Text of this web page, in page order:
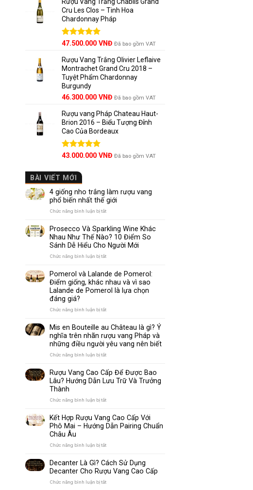
Cru Les Clos – Tinh Hoa
Chardonnay Pháp
Được xếp
5 sao
47.500.000 VNĐ Đã bao gồm VAT
Rượu Vang Trắng Olivier Leflaive
Montrachet Grand Cru 2018 –
Tuyệt Phẩm Chardonnay
Burgundy
46.300.000 VNĐ Đã bao gồm VAT
Rượu vang Pháp Chateau Haut-
Brion 2016 – Biểu Tượng Đỉnh
Cao Của Bordeaux
Được xếp
5 sao
43.000.000 VNĐ Đã bao gồm VAT
BÀI VIẾT MỚI
4 giống nho trắng làm rượu vang
phổ biến nhất thế giới
Chức năng bình luận bị tắtở
giống
nho
trắng
làm
biến
nhất
thế
Prosecco Và Sparkling Wine Khác
Nhau Như Thế Nào? 10 Điểm So
Sánh Dễ Hiểu Cho Người Mới
Chức năng bình luận bị tắtở
Và
Sparkling
Wine
Khác
10
Điểm
So
Dễ
Cho
Người
Pomerol và Lalande de Pomerol:
Điểm giống, khác nhau và vì sao
Lalande de Pomerol là lựa chọn
đáng giá?
Chức năng bình luận bị tắtở
Lalande
de
Pomerol:
nhau
và
Pomerol
là
đáng
Mis en Bouteille au Château là gì? Ý
nghĩa trên nhãn rượu vang Pháp và
những điều người yêu vang nên biết
Chức năng bình luận bị tắtở
en
Bouteille
au
nghĩa
trên
và
những
người
Rượu Vang Cao Cấp Để Được Bao
Lâu? Hướng Dẫn Lưu Trữ Và Trưởng
Thành
Chức năng bình luận bị tắtở
Vang
Cao
Cấp
Hướng
Dẫn
Kết Hợp Rượu Vang Cao Cấp Với
Phô Mai – Hướng Dẫn Pairing Chuẩn
Châu Âu
Chức năng bình luận bị tắtở
Hợp
Rượu
Vang
Cao
Decanter Là Gì? Cách Sử Dụng
Decanter Cho Rượu Vang Cao Cấp
Chức năng bình luận bị tắtở